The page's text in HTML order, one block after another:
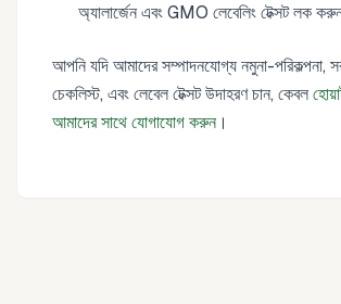
অ্যালার্জেন এবং GMO লেবেলিং টেক্সট লক
আপনি যদি আমাদের সম্পাদনযোগ্য নমুনা-পরিকল্পনা,
চেকলিস্ট, এবং লেবেল টেক্সট উদাহরণ চান, কেবল
আমাদের সাথে যোগাযোগ করুন।